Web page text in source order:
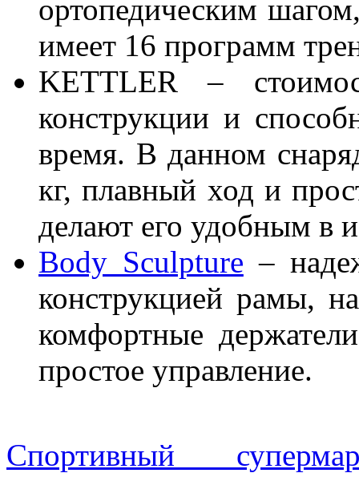
ортопедическим
имеет 16 программ
KETTLER –
конструкции и
время. В данном
кг, плавный ход и
делают его удобным в
Body Sculpture –
конструкцией рамы,
комфортные
простое управление.
Спортивный